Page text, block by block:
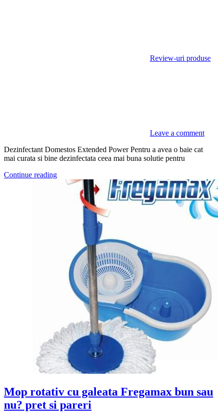
Review-uri produse
Leave a comment
Dezinfectant Domestos Extended Power Pentru a avea o baie cat
mai curata si bine dezinfectata ceea mai buna solutie pentru
Continue reading
Mop rotativ cu galeata Fregamax bun sau
nu? pret si pareri